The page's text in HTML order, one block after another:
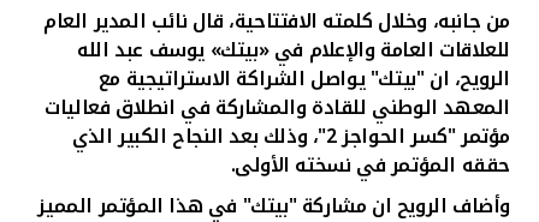
من جانبه، وخلال كلمته الافتتاحية، قال نائب المدير العام
للعلاقات العامة والإعلام في «بيتك» يوسف عبد الله
الرويح، ان "بيتك" يواصل الشراكة الاستراتيجية مع
المعهد الوطني للقادة والمشاركة في انطلاق فعاليات
مؤتمر "كسر الحواجز 2"، وذلك بعد النجاح الكبير الذي
حققه المؤتمر في نسخته الأولى.
وأضاف الرويح ان مشاركة "بيتك" في هذا المؤتمر المميز